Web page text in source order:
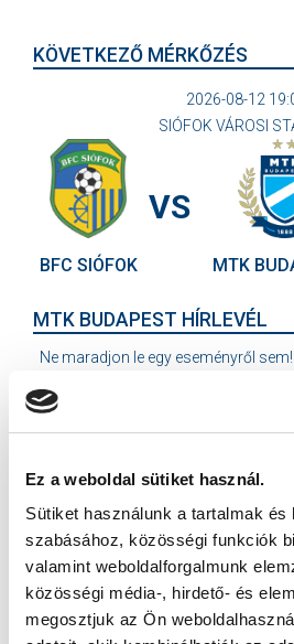
Ez a weboldal sütiket használ.
Sütiket használunk a tartalmak
szabásához, közösségi funkciók
valamint weboldalforgalmunk
közösségi média-, hirdető- és
megosztjuk az Ön
KÖVETKEZŐ MÉRKŐZÉS
2026-08-12
SIÓFOK VÁROSI
BFC SIÓFOK
VS
MTK
MTK BUDAPEST HÍRLEVÉL
Ne maradjon le egy eseményről
Elfogadom az